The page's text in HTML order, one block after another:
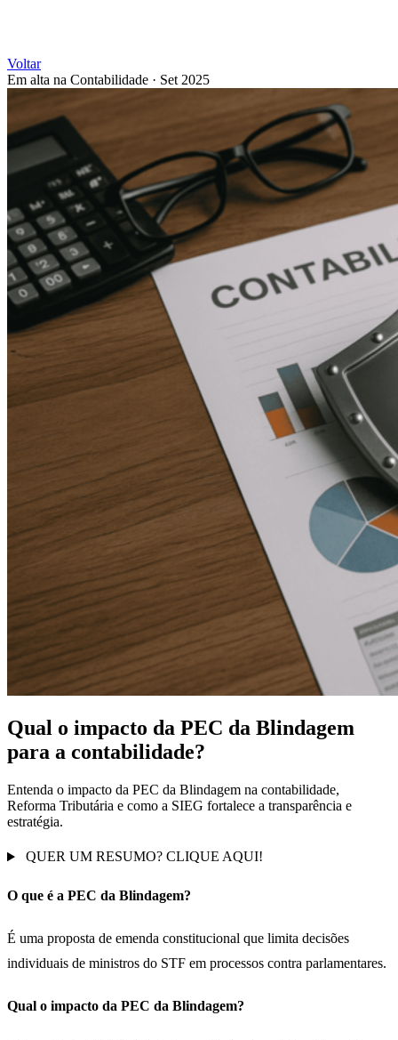
Voltar
Em alta na Contabilidade · Set 2025
Qual o impacto da PEC da Blindagem
para a contabilidade?
Entenda o impacto da PEC da Blindagem na contabilidade,
Reforma Tributária e como a SIEG fortalece a transparência e
estratégia.
QUER UM RESUMO? CLIQUE AQUI!
O que é a PEC da Blindagem?
É uma proposta de emenda constitucional que limita decisões
individuais de ministros do STF em processos contra parlamentares.
Qual o impacto da PEC da Blindagem?